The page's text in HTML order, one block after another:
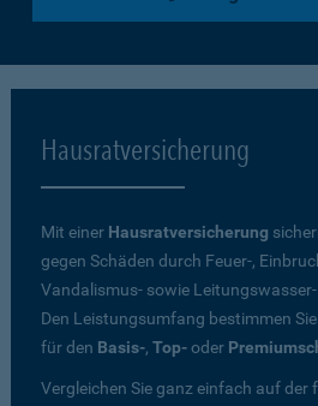
Hausratversicherung
Mit einer Hausratversicherung
gegen Schäden durch Feuer-,
Vandalismus- sowie
Den Leistungsumfang bestimmen
für den Basis-, Top-oder
Vergleichen Sie ganz einfach auf der